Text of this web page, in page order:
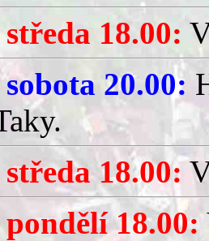
18.00:
20.00:
středa 18.00:
pondělí 18.00: